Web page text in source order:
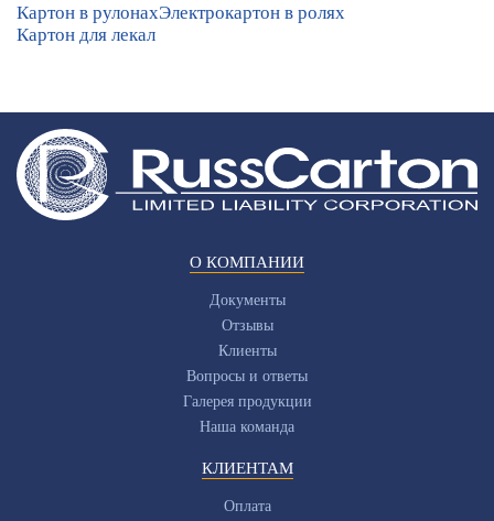
Картон в рулонахЭлектрокартон в ролях
Картон для лекал
О КОМПАНИИ
Документы
Отзывы
Клиенты
Вопросы и ответы
Галерея продукции
Наша команда
КЛИЕНТАМ
Оплата